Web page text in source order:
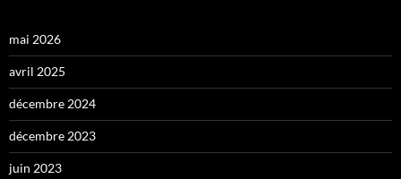
mai 2026
avril 2025
décembre 2024
décembre 2023
juin 2023